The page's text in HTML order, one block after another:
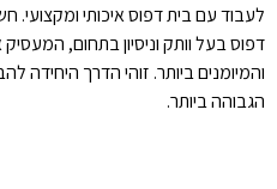
לעבוד עם בית דפוס איכותי ומקצועי.
דפוס בעל וותק וניסיון בתחום,
והמיומנים ביותר. זוהי הדרך
הגבוהה ביותר.